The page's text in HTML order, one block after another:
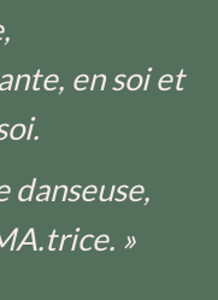
en soi et
danseuse,
»